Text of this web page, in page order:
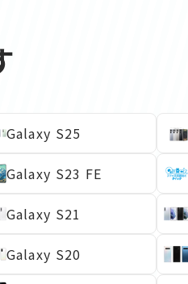
Galaxy S25
Galaxy S23 FE
Galaxy S21
Galaxy S20